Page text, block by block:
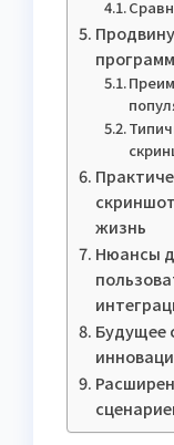
жизнь
Нюансы
Будущее